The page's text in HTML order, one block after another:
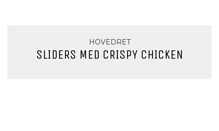
HOVEDRET
SLIDERS MED CRISPY CHICKEN